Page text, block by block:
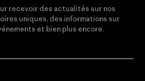
recevoir des actualités sur nos
uniques, des informations sur
et bien plus encore.